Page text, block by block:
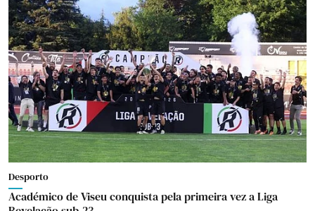
Desporto
Académico de Viseu conquista pela primeira vez a Liga